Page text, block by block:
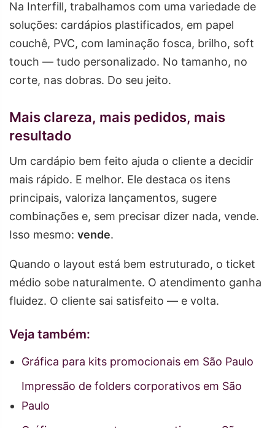
Na Interfill, trabalhamos com uma variedade de
soluções: cardápios plastificados, em papel
couchê, PVC, com laminação fosca, brilho, soft
touch — tudo personalizado. No tamanho, no
corte, nas dobras. Do seu jeito.
Mais clareza, mais pedidos, mais
resultado
Um cardápio bem feito ajuda o cliente a decidir
mais rápido. E melhor. Ele destaca os itens
principais, valoriza lançamentos, sugere
combinações e, sem precisar dizer nada, vende.
Isso mesmo: vende.
Quando o layout está bem estruturado, o ticket
médio sobe naturalmente. O atendimento ganha
fluidez. O cliente sai satisfeito — e volta.
Veja também:
Gráfica para kits promocionais em São Paulo
Impressão de folders corporativos em São
Paulo